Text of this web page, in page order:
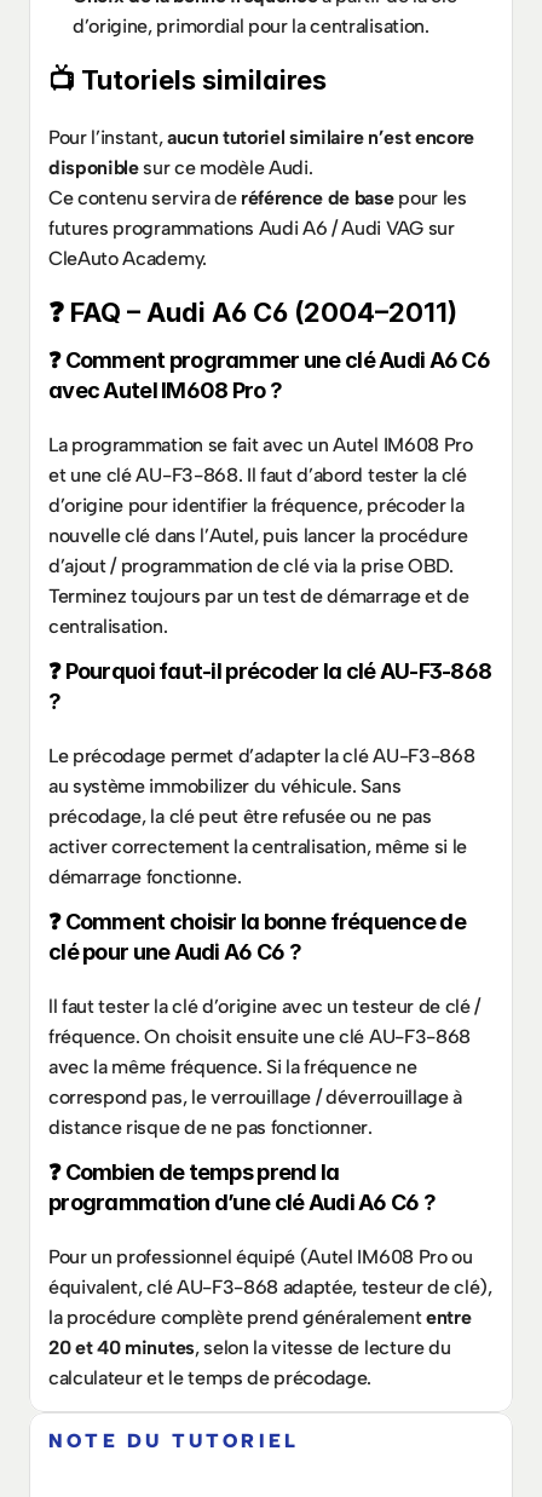
d’origine, primordial pour la centralisation.
📺 Tutoriels similaires
Pour l’instant, aucun tutoriel similaire n’est encore
disponible sur ce modèle Audi.
Ce contenu servira de référence de base pour les
futures programmations Audi A6 / Audi VAG sur
CleAuto Academy.
❓ FAQ – Audi A6 C6 (2004–2011)
❓ Comment programmer une clé Audi A6 C6
avec Autel IM608 Pro ?
La programmation se fait avec un Autel IM608 Pro
et une clé AU-F3-868. Il faut d’abord tester la clé
d’origine pour identifier la fréquence, précoder la
nouvelle clé dans l’Autel, puis lancer la procédure
d’ajout / programmation de clé via la prise OBD.
Terminez toujours par un test de démarrage et de
centralisation.
❓ Pourquoi faut-il précoder la clé AU-F3-868
?
Le précodage permet d’adapter la clé AU-F3-868
au système immobilizer du véhicule. Sans
précodage, la clé peut être refusée ou ne pas
activer correctement la centralisation, même si le
démarrage fonctionne.
❓ Comment choisir la bonne fréquence de
clé pour une Audi A6 C6 ?
ll faut tester la clé d’origine avec un testeur de clé /
fréquence. On choisit ensuite une clé AU-F3-868
avec la même fréquence. Si la fréquence ne
correspond pas, le verrouillage / déverrouillage à
distance risque de ne pas fonctionner.
❓ Combien de temps prend la
programmation d’une clé Audi A6 C6 ?
Pour un professionnel équipé (Autel IM608 Pro ou
équivalent, clé AU-F3-868 adaptée, testeur de clé),
la procédure complète prend généralement entre
20 et 40 minutes, selon la vitesse de lecture du
calculateur et le temps de précodage.
NOTE DU TUTORIEL